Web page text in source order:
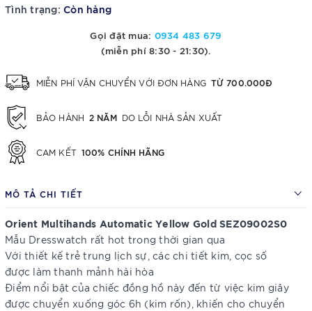
Tình trạng: Còn hàng
Gọi đặt mua: 0934 483 679
(miễn phí 8:30 - 21:30).
MIỄN PHÍ VẬN CHUYỂN VỚI ĐƠN HÀNG TỪ 700.000Đ
BẢO HÀNH 2 NĂM DO LỖI NHÀ SẢN XUẤT
CAM KẾT 100% CHÍNH HÃNG
MÔ TẢ CHI TIẾT
Orient Multihands Automatic Yellow Gold SEZ09002S0
Mẫu Dresswatch rất hot trong thời gian qua
Với thiết kế trẻ trung lịch sự, các chi tiết kim, cọc số
được làm thanh mảnh hài hòa
Điểm nổi bật của chiếc đồng hồ này đến từ việc kim giây
được chuyển xuống góc 6h (kim rốn), khiến cho chuyển